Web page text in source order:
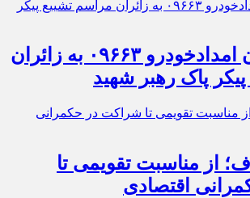
خدمات رایگان امدادخودرو ۰۹۶۶۳ به زائران
پاک رهبر شهید
از مناسبت تقویمی تا
اقتصادی